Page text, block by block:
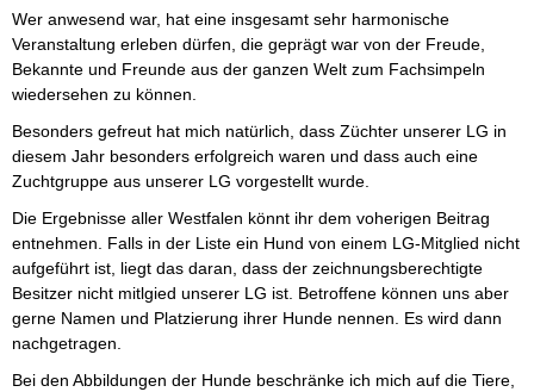
Wer anwesend war, hat eine insgesamt sehr harmonische
Veranstaltung erleben dürfen, die geprägt war von der Freude,
Bekannte und Freunde aus der ganzen Welt zum Fachsimpeln
wiedersehen zu können.
Besonders gefreut hat mich natürlich, dass Züchter unserer LG in
diesem Jahr besonders erfolgreich waren und dass auch eine
Zuchtgruppe aus unserer LG vorgestellt wurde.
Die Ergebnisse aller Westfalen könnt ihr dem voherigen Beitrag
entnehmen. Falls in der Liste ein Hund von einem LG-Mitglied nicht
aufgeführt ist, liegt das daran, dass der zeichnungsberechtigte
Besitzer nicht mitlgied unserer LG ist. Betroffene können uns aber
gerne Namen und Platzierung ihrer Hunde nennen. Es wird dann
nachgetragen.
Bei den Abbildungen der Hunde beschränke ich mich auf die Tiere,